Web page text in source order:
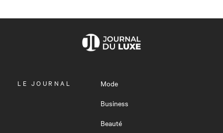
OUVRIR
LE JOURNAL
Mode
Business
Beauté